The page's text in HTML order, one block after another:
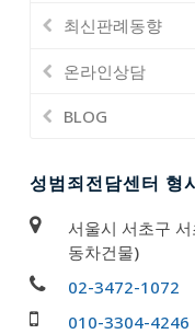
최신판례동향
온라인상담
BLOG
성범죄전담센터 형
서울시 서초구
동차건물)
02-3472-1072
010-3304-4246